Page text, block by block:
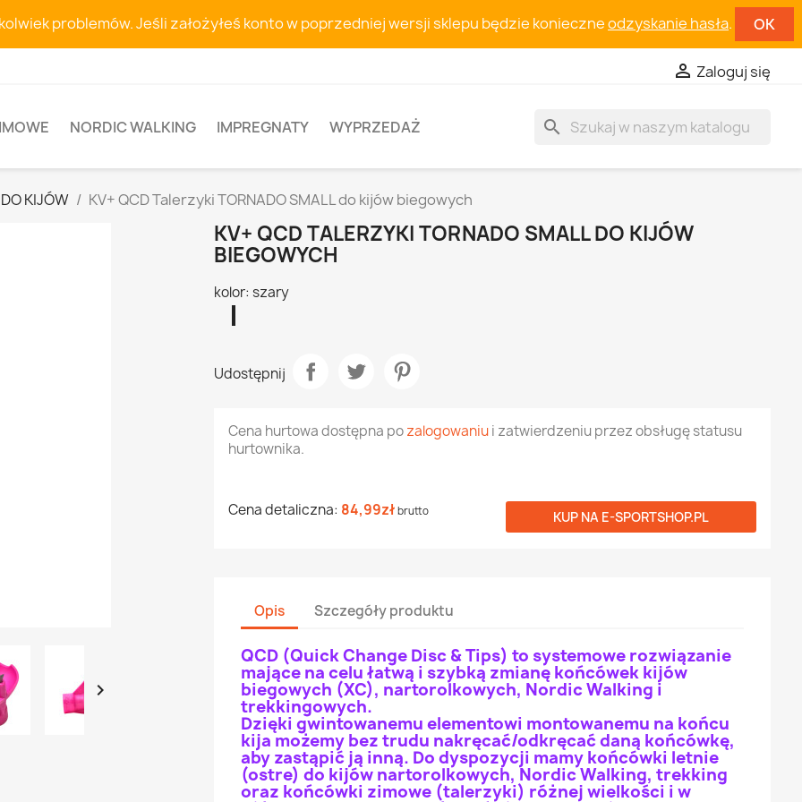
problemów. Jeśli założyłeś konto w poprzedniej wersji sklepu będzie konieczneodzyskanie hasła. OK
 Zaloguj się
NORDIC WALKING IMPREGNATY WYPRZEDAŻ search
KIJÓW KV+ QCD Talerzyki TORNADO SMALL do kijów biegowych

KV+ QCD TALERZYKI TORNADO SMALL DO KIJÓW
BIEGOWYCH
kolor: szary
Udostępnij
Cena hurtowa dostępna pozalogowaniui zatwierdzeniu przez obsługę statusu
hurtownika.
Cena detaliczna: 84,99złbrutto KUP NA E-SPORTSHOP.PL
Opis Szczegóły produktu
QCD (Quick Change Disc & Tips) to systemowe rozwiązanie
mające na celu łatwą i szybką zmianę końcówek kijów
biegowych (XC), nartorolkowych, Nordic Walking i
trekkingowych.
Dzięki gwintowanemu elementowi montowanemu na końcu
kija możemy bez trudu nakręcać/odkręcać daną końcówkę,
aby zastąpić ją inną. Do dyspozycji mamy końcówki letnie
(ostre) do kijów nartorolkowych, Nordic Walking, trekking
oraz końcówki zimowe (talerzyki) różnej wielkości i w